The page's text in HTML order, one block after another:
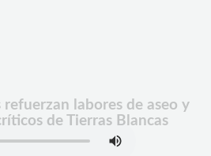
refuerzan labores de aseo y
de Tierras Blancas